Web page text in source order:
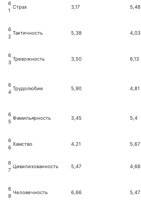
6
1
Страх 3,17 5,48
6
2
Тактичность 5,38 4,03
6
3
Тревожность 3,50 6,13
6
4
Трудолюбие 5,90 4,81
6
5
Фамильярность 3,45 5,4
6
6
Хамство 4,21 5,67
6
7
Цивилизованность 5,47 4,68
6
8
Человечность 6,66 5,47